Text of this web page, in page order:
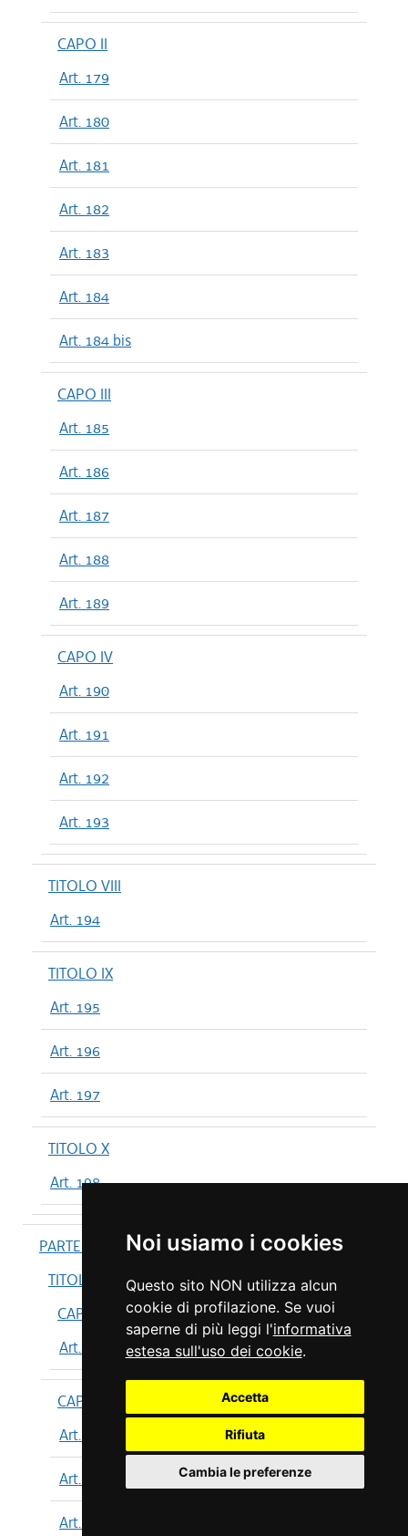
Noi usiamo i cookies
Questo sito NON utilizza alcun
cookie di profilazione. Se vuoi
saperne di più leggi l'informativa
estesa sull'uso dei cookie.
Accetta
Rifiuta
Cambia le preferenze
CAPO II
Art. 179
Art. 180
Art. 181
Art. 182
Art. 183
Art. 184
Art. 184 bis
CAPO III
Art. 185
Art. 186
Art. 187
Art. 188
Art. 189
CAPO IV
Art. 190
Art. 191
Art. 192
Art. 193
TITOLO VIII
Art. 194
TITOLO IX
Art. 195
Art. 196
Art. 197
TITOLO X
Art. 198
PARTE IV
TITOLO I
CAPO I
Art. 199
CAPO II
Art. 200
Art. 201
Art. 202